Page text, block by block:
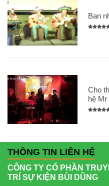
Ban
Cho
hệ
THÔNG TIN LIÊN HỆ
CÔNG TY CỔ PHẦN
TRÍ SỰ KIỆN BÙI DŨNG